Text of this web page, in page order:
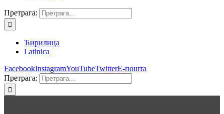
Претрага:
Ћирилица
Latinica
FacebookInstagramYouTubeTwitterЕ-пошта
Претрага: